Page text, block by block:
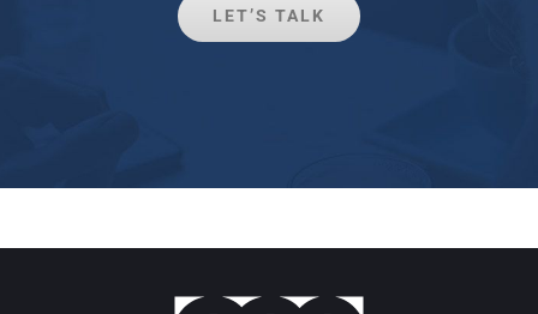
LET’S TALK